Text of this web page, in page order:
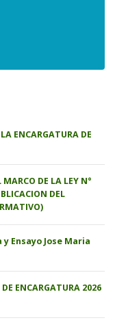
ENCARGATURA DE
DE LA LEY N°
DEL
Ensayo Jose Maria
ENCARGATURA 2026